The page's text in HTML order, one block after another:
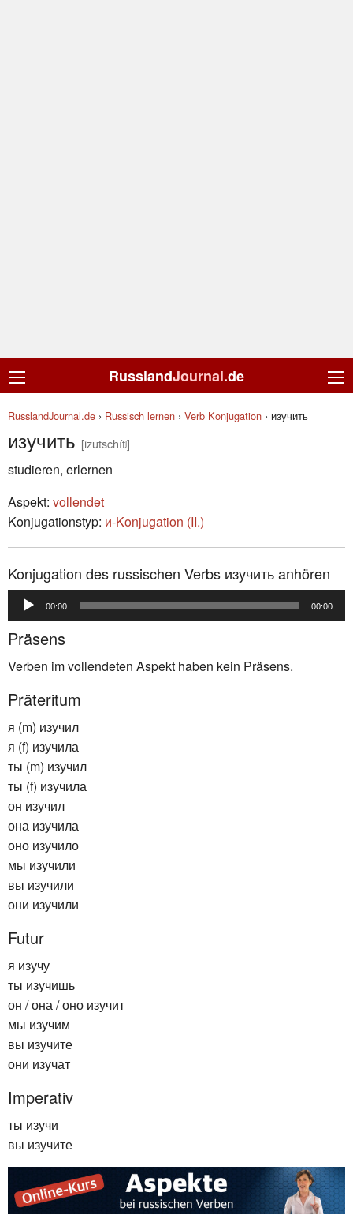
RusslandJournal.de
RusslandJournal.de › Russisch lernen › Verb Konjugation › изучить
изучить [izutschítʲ]
studieren, erlernen
Aspekt: vollendet
Konjugationstyp: и-Konjugation (II.)
Konjugation des russischen Verbs изучить anhören
Audio-
Player
00:00 00:00
Präsens
Verben im vollendeten Aspekt haben kein Präsens.
Präteritum
я (m) изучил
я (f) изучила
ты (m) изучил
ты (f) изучила
он изучил
она изучила
оно изучило
мы изучили
вы изучили
они изучили
Futur
я изучу
ты изучишь
он / она / оно изучит
мы изучим
вы изучите
они изучат
Imperativ
ты изучи
вы изучите